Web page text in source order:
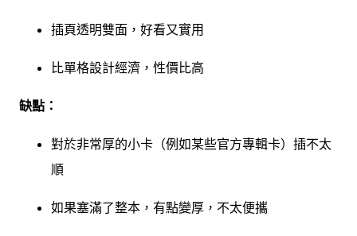
插頁透明雙面，好看又實用
比單格設計經濟，性價比高
缺點：
對於非常厚的小卡（例如某些官方專輯卡）插不太
順
如果塞滿了整本，有點變厚，不太便攜